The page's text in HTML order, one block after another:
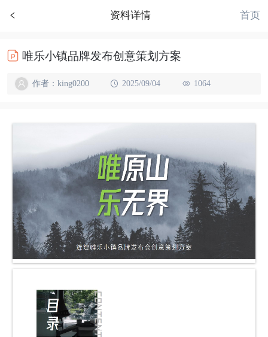
资料详情 首页
唯乐小镇品牌发布创意策划方案
作者：king0200 2025/09/04 1064